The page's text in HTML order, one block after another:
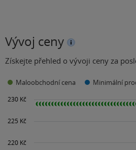
Vývoj ceny
Získejte přehled o vývoji ceny za
Maloobchodní cena Minimální